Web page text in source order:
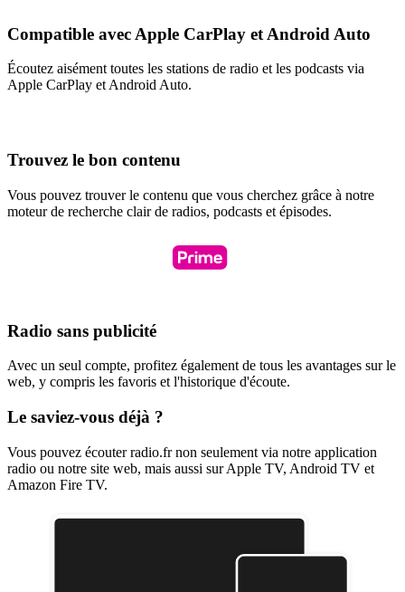
Compatible avec Apple CarPlay et Android Auto
Écoutez aisément toutes les stations de radio et les podcasts via
Apple CarPlay et Android Auto.
Trouvez le bon contenu
Vous pouvez trouver le contenu que vous cherchez grâce à notre
moteur de recherche clair de radios, podcasts et épisodes.
Radio sans publicité
Avec un seul compte, profitez également de tous les avantages sur le
web, y compris les favoris et l'historique d'écoute.
Le saviez-vous déjà ?
Vous pouvez écouter radio.fr non seulement via notre application
radio ou notre site web, mais aussi sur Apple TV, Android TV et
Amazon Fire TV.